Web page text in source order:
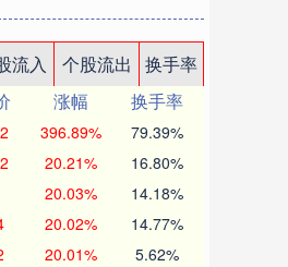
流入 个股流出
换手率
涨幅
换手率
396.89% 79.39%
20.21% 16.80%
20.03% 14.18%
20.02% 14.77%
20.01% 5.62%